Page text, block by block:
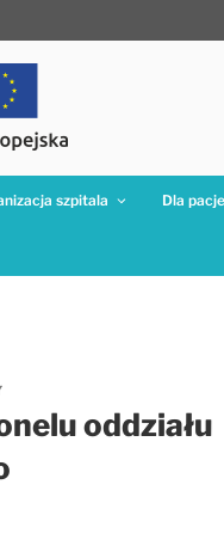
szpitala Dla
oddziału